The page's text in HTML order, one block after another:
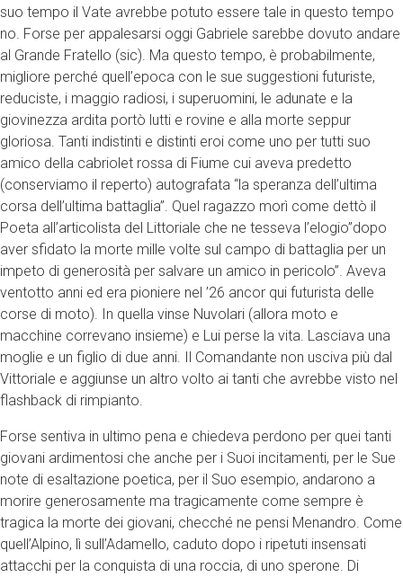
suo tempo il Vate avrebbe potuto essere tale in questo tempo
no. Forse per appalesarsi oggi Gabriele sarebbe dovuto andare
al Grande Fratello (sic). Ma questo tempo, è probabilmente,
migliore perché quell’epoca con le sue suggestioni futuriste,
reduciste, i maggio radiosi, i superuomini, le adunate e la
giovinezza ardita portò lutti e rovine e alla morte seppur
gloriosa. Tanti indistinti e distinti eroi come uno per tutti suo
amico della cabriolet rossa di Fiume cui aveva predetto
(conserviamo il reperto) autografata “la speranza dell’ultima
corsa dell’ultima battaglia”. Quel ragazzo morì come dettò il
Poeta all’articolista del Littoriale che ne tesseva l’elogio”dopo
aver sfidato la morte mille volte sul campo di battaglia per un
impeto di generosità per salvare un amico in pericolo”. Aveva
ventotto anni ed era pioniere nel ’26 ancor qui futurista delle
corse di moto). In quella vinse Nuvolari (allora moto e
macchine correvano insieme) e Lui perse la vita. Lasciava una
moglie e un figlio di due anni. Il Comandante non usciva più dal
Vittoriale e aggiunse un altro volto ai tanti che avrebbe visto nel
flashback di rimpianto.
Forse sentiva in ultimo pena e chiedeva perdono per quei tanti
giovani ardimentosi che anche per i Suoi incitamenti, per le Sue
note di esaltazione poetica, per il Suo esempio, andarono a
morire generosamente ma tragicamente come sempre è
tragica la morte dei giovani, checché ne pensi Menandro. Come
quell’Alpino, lì sull’Adamello, caduto dopo i ripetuti insensati
attacchi per la conquista di una roccia, di uno sperone. Di